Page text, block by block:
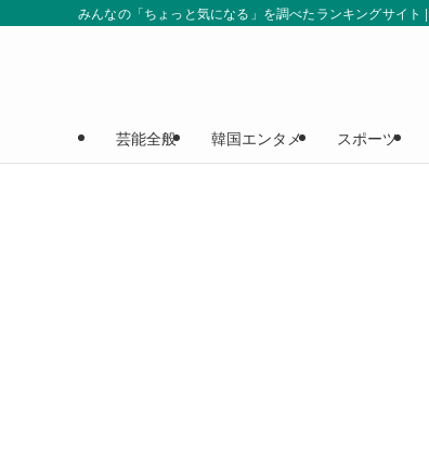
みんなの「ちょっと気になる」を調べたランキングサイト |
芸能全般 韓国エンタメ スポーツ